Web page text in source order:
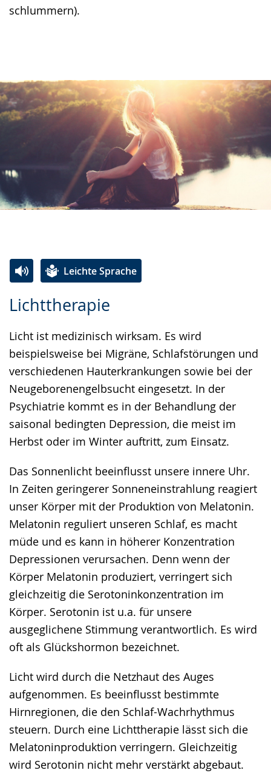
schlummern).
Lichttherapie
Licht ist medizinisch wirksam. Es wird
beispielsweise bei Migräne, Schlafstörungen und
verschiedenen Hauterkrankungen sowie bei der
Neugeborenengelbsucht eingesetzt. In der
Psychiatrie kommt es in der Behandlung der
saisonal bedingten Depression, die meist im
Herbst oder im Winter auftritt, zum Einsatz.
Das Sonnenlicht beeinflusst unsere innere Uhr.
In Zeiten geringerer Sonneneinstrahlung reagiert
unser Körper mit der Produktion von Melatonin.
Melatonin reguliert unseren Schlaf, es macht
müde und es kann in höherer Konzentration
Depressionen verursachen. Denn wenn der
Körper Melatonin produziert, verringert sich
gleichzeitig die Serotoninkonzentration im
Körper. Serotonin ist u.a. für unsere
ausgeglichene Stimmung verantwortlich. Es wird
oft als Glückshormon bezeichnet.
Licht wird durch die Netzhaut des Auges
aufgenommen. Es beeinflusst bestimmte
Hirnregionen, die den Schlaf-Wachrhythmus
steuern. Durch eine Lichttherapie lässt sich die
Melatoninproduktion verringern. Gleichzeitig
wird Serotonin nicht mehr verstärkt abgebaut.
Leichte Sprache
Leichten
wechseln.
Audio-
Video
Deutscher
Gebärdensprache
wird
angezeigt.